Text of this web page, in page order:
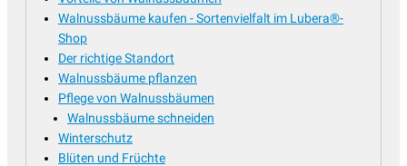
Walnussbäume kaufen - Sortenvielfalt im Lubera®-
Shop
Der richtige Standort
Walnussbäume pflanzen
Pflege von Walnussbäumen
Walnussbäume schneiden
Winterschutz
Blüten und Früchte